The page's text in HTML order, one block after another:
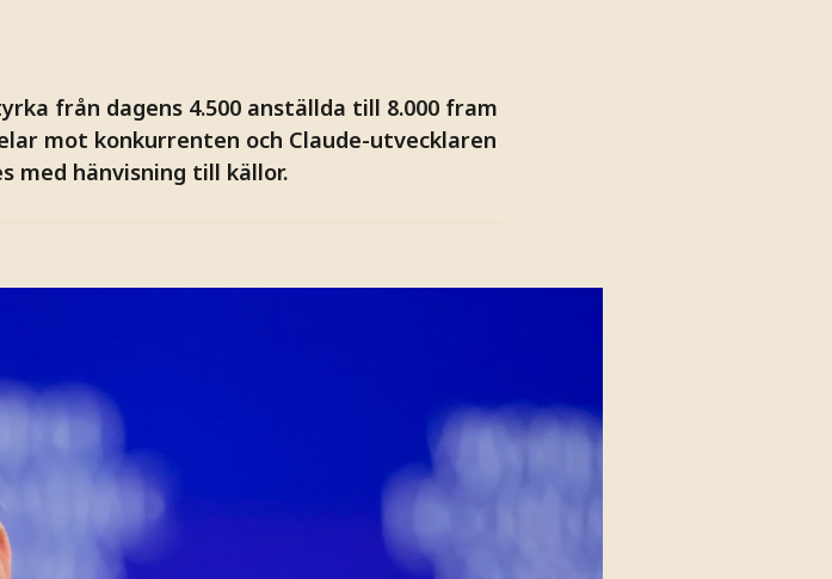
från dagens 4.500 anställda till 8.000 fram
mot konkurrenten och Claude-utvecklaren
med hänvisning till källor.